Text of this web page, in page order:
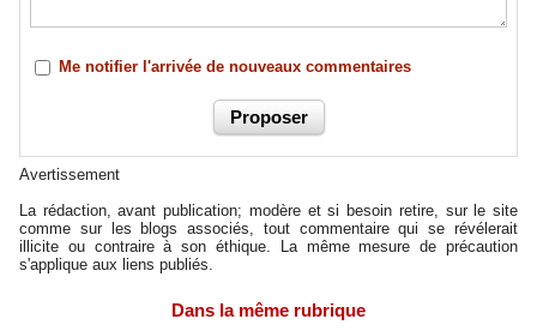
Me notifier l'arrivée de nouveaux commentaires
Avertissement
La rédaction, avant publication; modère et si besoin retire, sur le site
comme sur les blogs associés, tout commentaire qui se révélerait
illicite ou contraire à son éthique. La même mesure de précaution
s'applique aux liens publiés.
Dans la même rubrique